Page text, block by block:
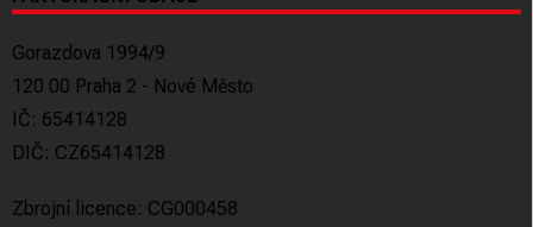
Gorazdova 1994/9
120 00 Praha 2 - Nové Město
IČ: 65414128
DIČ: CZ65414128
Zbrojní licence: CG000458